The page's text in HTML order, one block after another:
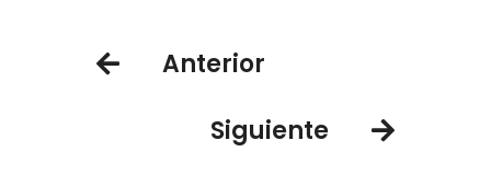
Anterior
Siguiente